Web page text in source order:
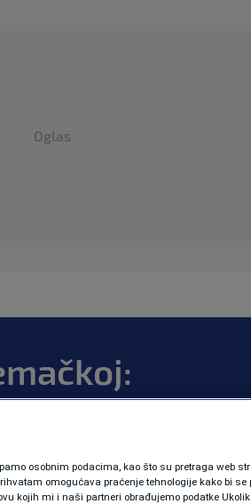
Oglas
osobnim podacima, kao što su pretraga web
omogućava praćenje tehnologije kako bi se
kojih mi i naši partneri obrađujemo podatke